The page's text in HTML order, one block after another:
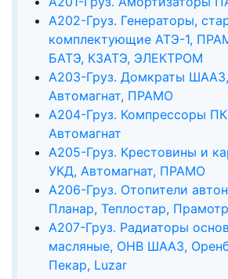
А202-Груз. Генераторы,
комплектующие АТЭ-1,
БАТЭ, КЗАТЭ, ЭЛЕКТРОМ
А203-Груз. Домкраты
Автомагнат, ПРАМО
А204-Груз. Компрессоры
Автомагнат
А205-Груз. Крестовины и
УКД, Автомагнат, ПРАМО
А206-Груз. Отопители
Планар, Теплостар,
А207-Груз. Радиаторы
масляные, ОНВ ШААЗ,
Пекар, Luzar